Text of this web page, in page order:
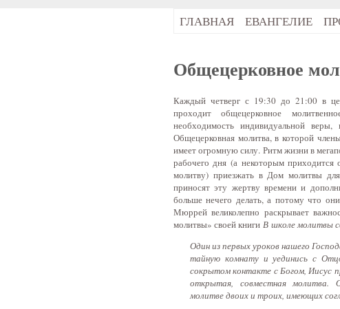
ГЛАВНАЯ ЕВАНГЕЛИЕ
Общецерковное
Каждый четверг с 19:30 до 21:00 в
проходит общецерковное
необходимость индивидуальной
Общецерковная молитва, в которой
имеет огромную силу. Ритм жизни в
рабочего дня (а некоторым
молитву) приезжать в Дом молитвы
приносят эту жертву времени и
больше нечего делать, а потому что
Мюррей великолепно раскрывает
молитвы» своей книги В школе молитвы
Один из первых уроков нашего
тайную комнату и уединись с
сокрытом контакте с Богом, Иисус
открытая, совместная молитва.
молитве двоих и троих, имеющих